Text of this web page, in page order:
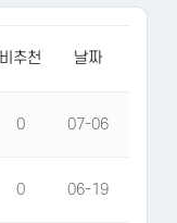
비추천 날짜
0 07-06
0 06-19